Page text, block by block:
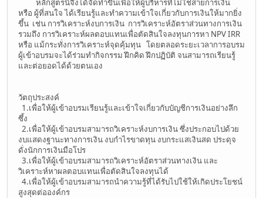
หลักสูตรนี้จึงได้จัดทำขึ้นเพื่อให้ผู้บริหารที่ไม่ใช่สายการเงิน
หรือ ผู้ที่สนใจ ได้เรียนรู้และทำความเข้าใจเกี่ยวกับการเงินให้มากยิ่ง
ขึ้น เช่น การวิเคราะห์งบการเงิน การวิเคราะห์อัตราส่วนทางการเงิน
รวมถึง การวิเคราะห์ผลตอบแทนเพื่อตัดสินใจลงทุนการหา NPV IRR
หรือ แม้กระทั่งการวิเคราะห์จุดคุ้มทุน โดยตลอดระยะเวลาการอบรม
ผู้เข้าอบรมจะได้ร่วมทำกิจกรรม ฝึกคิด ฝึกปฏิบัติ จนสามารถเรียนรู้
และต่อยอดได้ด้วยตนเอง
วัตถุประสงค์
1.เพื่อให้ผู้เข้าอบรมเรียนรู้และเข้าใจเกี่ยวกับบัญชีการเงินอย่างลึก
ซึ้ง
2.เพื่อให้ผู้เข้าอบรมสามารถวิเคราะห์งบการเงิน ซึ่งประกอบไปด้วย
งบแสดงฐานะทางการเงิน งบกำไรขาดทุน งบกระแสเงินสด ประดุจ
ดั่งนักการเงินมือโปร
3.เพื่อให้ผู้เข้าอบรมสามารถวิเคราะห์อัตราส่วนทางเงิน และ
วิเคราะห์หาผลตอบแทนเพื่อตัดสินใจลงทุนได้
4.เพื่อให้ผู้เข้าอบรมสามารถนำความรู้ที่ได้รับไปใช้ให้เกิดประโยชน์
สูงสุดต่อองค์กร